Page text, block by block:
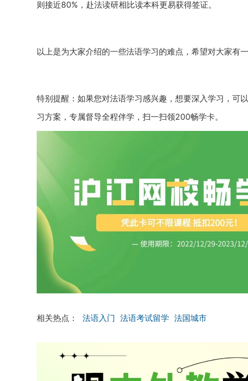
则接近80%，赴法读研相比读本科更易获得签证。
以上是为大家介绍的一些法语学习的难点，希望对大家有
特别提醒：如果您对法语学习感兴趣，想要深入学习，可
习方案，专属督导全程伴学，扫一扫领200畅学卡。
相关热点： 法语入门 法语考试留学 法国城市